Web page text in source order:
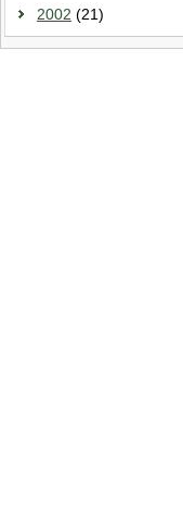
2002 (21)